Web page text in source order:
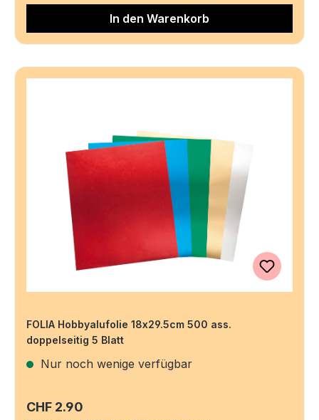
In den Warenkorb
FOLIA Hobbyalufolie 18x29.5cm 500 ass.
doppelseitig 5 Blatt
Nur noch wenige verfügbar
Regulärer Preis:
CHF 2.90